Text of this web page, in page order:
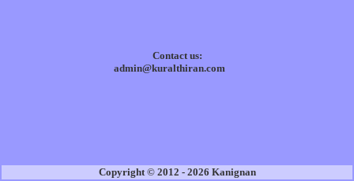
Contact us:
admin@kuralthiran.com
Copyright © 2012 - 2026 Kanignan